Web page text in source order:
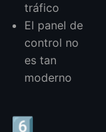
tráfico
El panel de
control no
es tan
moderno
6️⃣